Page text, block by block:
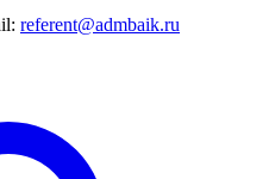
referent@admbaik.ru